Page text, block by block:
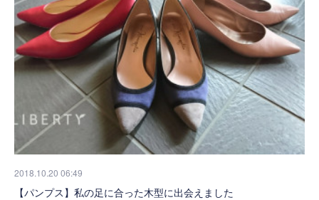
2018.10.20 06:49
【パンプス】私の足に合った木型に出会えました